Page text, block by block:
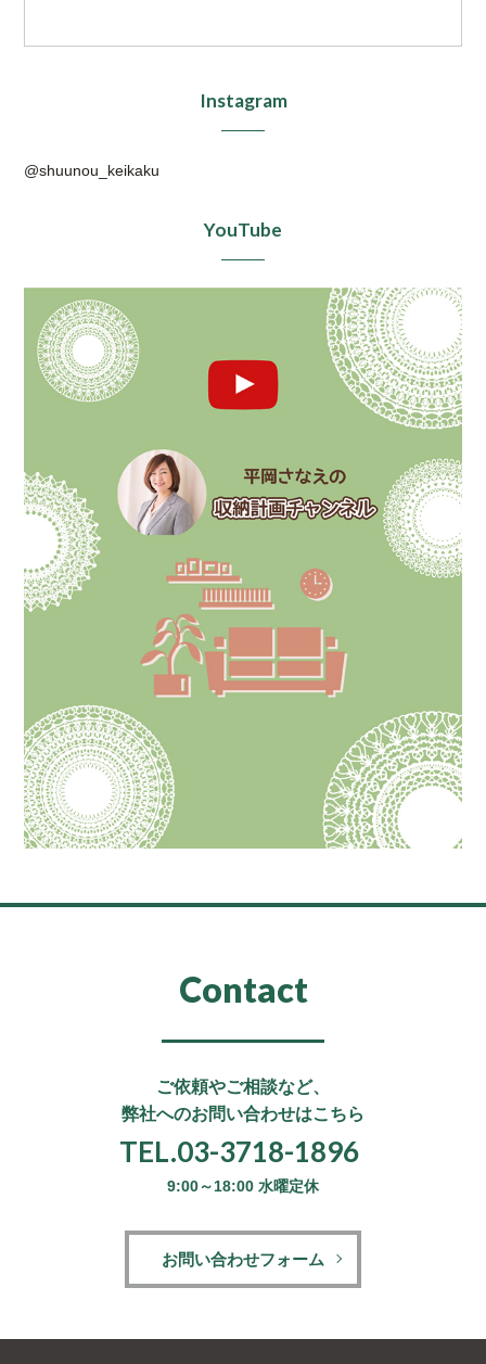
Instagram
@shuunou_keikaku
YouTube
Contact
ご依頼やご相談など、
弊社へのお問い合わせはこちら
TEL.03-3718-1896
9:00～18:00 水曜定休
お問い合わせフォーム